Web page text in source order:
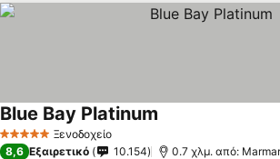
5 Αστέρια Ξενοδοχείο
Blue Bay Platinum
8,6 Εξαιρετικό 10.154 0.7 χλμ. από: